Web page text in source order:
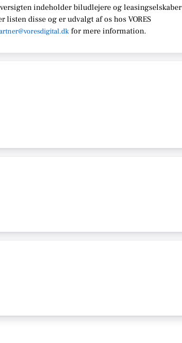
indeholder biludlejere og leasingselskaber
listen disse og er udvalgt af os hos VORES
formere information.